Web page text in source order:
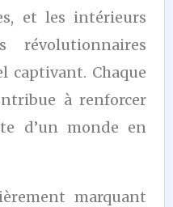
et les intérieurs
révolutionnaires
captivant. Chaque
à renforcer
d’un monde en
marquant